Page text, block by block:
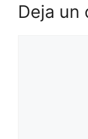
Deja un